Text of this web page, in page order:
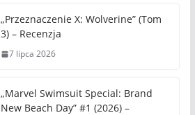
„Przeznaczenie X: Wolverine” (Tom
3) – Recenzja
7 lipca 2026
„Marvel Swimsuit Special: Brand
New Beach Day” #1 (2026) –